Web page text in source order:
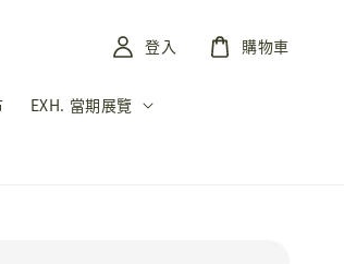
EXH. 當期展覽
登入 購物車